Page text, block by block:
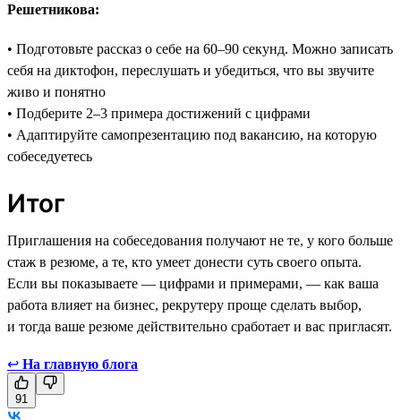
Решетникова:
• Подготовьте рассказ о себе на 60–90 секунд. Можно записать
себя на диктофон, переслушать и убедиться, что вы звучите
живо и понятно
• Подберите 2–3 примера достижений с цифрами
• Адаптируйте самопрезентацию под вакансию, на которую
собеседуетесь
Итог
Приглашения на собеседования получают не те, у кого больше
стаж в резюме, а те, кто умеет донести суть своего опыта.
Если вы показываете — цифрами и примерами, — как ваша
работа влияет на бизнес, рекрутеру проще сделать выбор,
и тогда ваше резюме действительно сработает и вас пригласят.
↩ На главную блога
91